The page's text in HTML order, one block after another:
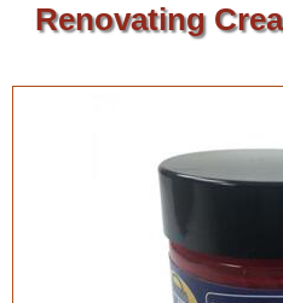
Renovating